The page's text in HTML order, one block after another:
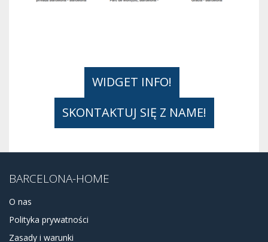
WIDGET INFO!
SKONTAKTUJ SIĘ Z NAME!
BARCELONA-HOME
O nas
Polityka prywatności
Zasady i warunki